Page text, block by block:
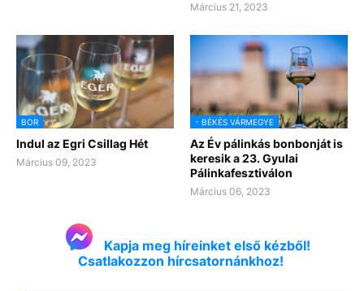
Március 21, 2023
BOR
Indul az Egri Csillag Hét
Március 09, 2023
- BÉKÉS VÁRMEGYE
Az Év pálinkás bonbonját is
keresik a 23. Gyulai
Pálinkafesztiválon
Március 06, 2023
Kapja meg híreinket első kézből!
Csatlakozzon hírcsatornánkhoz!